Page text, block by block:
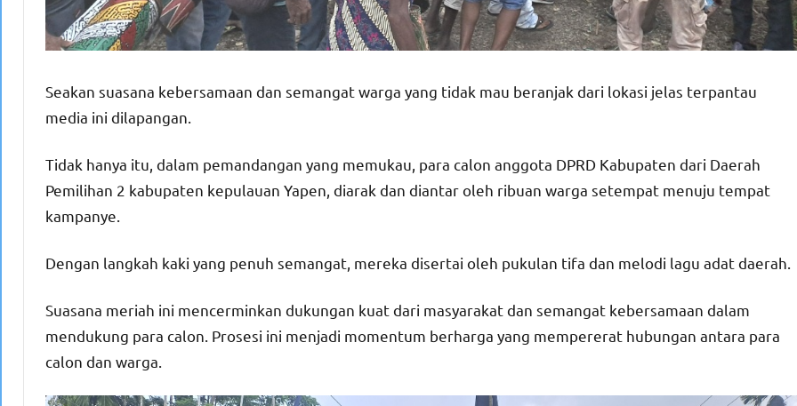
Seakan suasana kebersamaan dan semangat warga yang tidak mau beranjak dari lokasi jelas terpantau
media ini dilapangan.
Tidak hanya itu, dalam pemandangan yang memukau, para calon anggota DPRD Kabupaten dari Daerah
Pemilihan 2 kabupaten kepulauan Yapen, diarak dan diantar oleh ribuan warga setempat menuju tempat
kampanye.
Dengan langkah kaki yang penuh semangat, mereka disertai oleh pukulan tifa dan melodi lagu adat daerah.
Suasana meriah ini mencerminkan dukungan kuat dari masyarakat dan semangat kebersamaan dalam
mendukung para calon. Prosesi ini menjadi momentum berharga yang mempererat hubungan antara para
calon dan warga.